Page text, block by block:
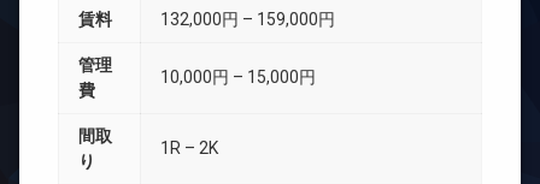
賃料 132,000円 – 159,000円
管理
費
10,000円 – 15,000円
間取
り
1R – 2K